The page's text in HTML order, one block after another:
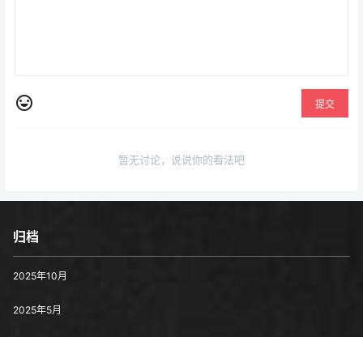
提交
暂无讨论，说说你的看法吧
归档
2025年10月
2025年5月